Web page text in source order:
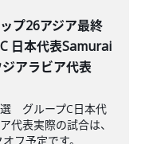
プ26アジア最終
日本代表Samurai
アラビア代表
選 グループC日本代
表実際の試合は、
フ予定です。